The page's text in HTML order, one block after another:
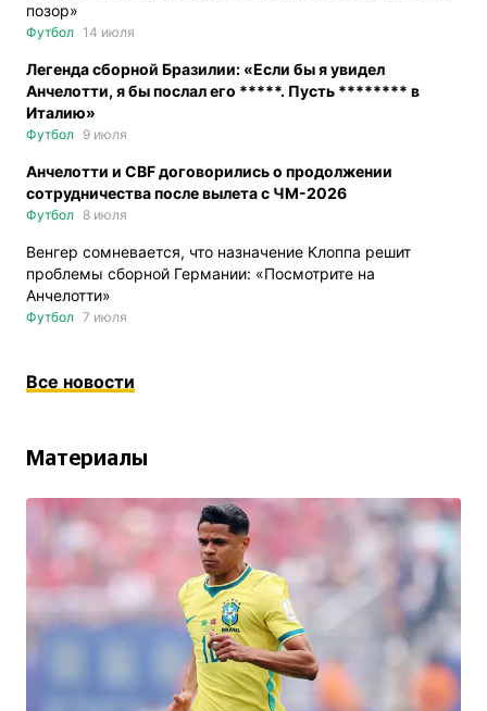
позор»
Футбол 14 июля
Легенда сборной Бразилии: «Если бы я увидел
Анчелотти, я бы послал его *****. Пусть ******** в
Италию»
Футбол 9 июля
Анчелотти и CBF договорились о продолжении
сотрудничества после вылета с ЧМ-2026
Футбол 8 июля
Венгер сомневается, что назначение Клоппа решит
проблемы сборной Германии: «Посмотрите на
Анчелотти»
Футбол 7 июля
Все новости
Материалы